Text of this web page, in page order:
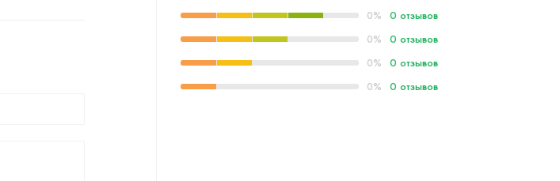
0% 0 отзывов
0% 0 отзывов
0% 0 отзывов
0% 0 отзывов